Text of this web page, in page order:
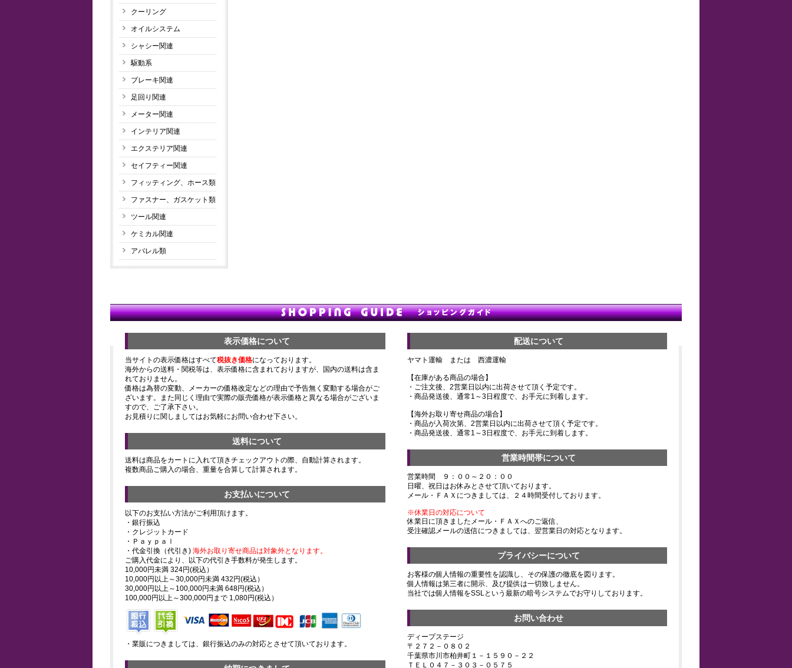
クーリング
オイルシステム
シャシー関連
駆動系
ブレーキ関連
足回り関連
メーター関連
インテリア関連
エクステリア関連
セイフティー関連
フィッティング、ホース類
ファスナー、ガスケット類
ツール関連
ケミカル関連
アパレル類
表示価格について
当サイトの表示価格はすべて税抜き価格になっております。
海外からの送料・関税等は、表示価格に含まれておりますが、国内の送料は含ま
れておりません。
価格は為替の変動、メーカーの価格改定などの理由で予告無く変動する場合がご
ざいます。また同じく理由で実際の販売価格が表示価格と異なる場合がございま
すので、ご了承下さい。
お見積りに関しましてはお気軽にお問い合わせ下さい。
送料について
送料は商品をカートに入れて頂きチェックアウトの際、自動計算されます。
複数商品ご購入の場合、重量を合算して計算されます。
お支払いについて
以下のお支払い方法がご利用頂けます。
・銀行振込
・クレジットカード
・Ｐａｙｐａｌ
・代金引換（代引き) 海外お取り寄せ商品は対象外となります。
ご購入代金により、以下の代引き手数料が発生します。
10,000円未満 324円(税込）
10,000円以上～30,000円未満 432円(税込）
30,000円以上～100,000円未満 648円(税込）
100,000円以上～300,000円まで 1,080円(税込）
・業販につきましては、銀行振込のみの対応とさせて頂いております。
配送について
ヤマト運輸 または 西濃運輸
【在庫がある商品の場合】
・ご注文後、2営業日以内に出荷させて頂く予定です。
・商品発送後、通常1～3日程度で、お手元に到着します。
【海外お取り寄せ商品の場合】
・商品が入荷次第、2営業日以内に出荷させて頂く予定です。
・商品発送後、通常1～3日程度で、お手元に到着します。
営業時間帯について
営業時間 ９：００～２０：００
日曜、祝日はお休みとさせて頂いております。
メール・ＦＡＸにつきましては、２４時間受付しております。
※休業日の対応について
休業日に頂きましたメール・ＦＡＸへのご返信、
受注確認メールの送信につきましては、翌営業日の対応となります。
プライバシーについて
お客様の個人情報の重要性を認識し、その保護の徹底を図ります。
個人情報は第三者に開示、及び提供は一切致しません。
当社では個人情報をSSLという最新の暗号システムでお守りしております。
お問い合わせ
ディープステージ
〒２７２－０８０２
千葉県市川市柏井町１－１５９０－２２
ＴＥＬ０４７－３０３－０５７５